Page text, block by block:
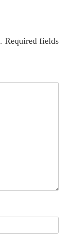
Required fields